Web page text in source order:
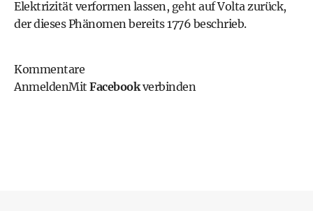
Elektrizität verformen lassen, geht auf Volta zurück,
der dieses Phänomen bereits 1776 beschrieb.
Kommentare
AnmeldenMit Facebookverbinden